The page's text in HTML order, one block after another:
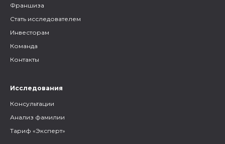
Франшиза
Стать исследователем
Инвесторам
Команда
Контакты
Исследования
Консультации
Анализ фамилии
Тариф «Эксперт»